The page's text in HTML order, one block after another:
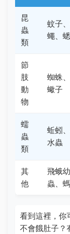
昆
蟲
類
蚊子
蠅、
節
肢
動
物
蜘蛛
蠍子
蠕
蟲
類
蚯蚓
水蟲
其
他
飛蛾幼
蟲、
看到這裡，你
不會餓肚子？